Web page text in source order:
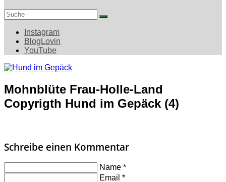
Search
Instagram
BlogLovin
YouTube
Mohnblüte Frau-Holle-Land
Copyrigth Hund im Gepäck (4)
Schreibe einen Kommentar
Name *
Email *